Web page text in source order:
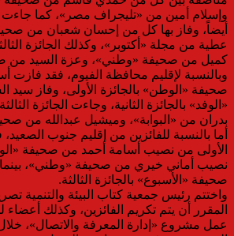
وإسلام أمين من «تليجراف مصر»، كما جاءت
أيضاً، وفاز بها كل من إحسان شعبان من
عطية من مجلة «أكتوبر»، وكذلك الجائزة
كميل من صحيفة «وطني»، وعزة السيد من
وبالنسبة لإقليم محافظة الفيوم، فقد فازت
صحيفة «الوطن» بالجائزة الأولى، وفاز
«الوفد» بالجائزة الثانية، وجاءت الجائزة
بدران من «البوابة»، وميشيل عبدالله من
أما بالنسبة للفائزين من إقليم جنوب
الأولى من نصيب أسامة أحمد من صحيفة
نصيب أماني خيري من صحيفة «وطني»، بينما
صحيفة «الأسبوع» بالجائزة الثالثة.
واختتم رئيس جمعية كتاب البيئة والتنمية
المقرر أن يتم تكريم الفائزين، وكذلك أعضاء
عمل مشروع «إدارة المعرفة والاتصال»،